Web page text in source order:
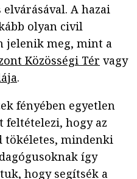
A hazai
olyan civil
jelenik meg, mint a
Közösségi Tér vagy
.
fényében egyetlen
feltételezi, hogy az
tökéletes, mindenki
így
hogy segítsék a